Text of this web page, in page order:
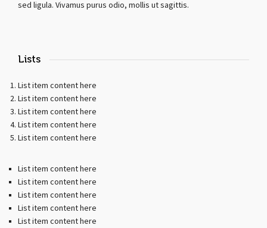
sed ligula. Vivamus purus odio, mollis ut sagittis.
Lists
List item content here
List item content here
List item content here
List item content here
List item content here
List item content here
List item content here
List item content here
List item content here
List item content here